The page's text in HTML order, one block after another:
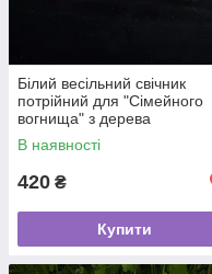
Білий весільний свічник
потрійний для "Сімейного
вогнища" з дерева
В наявності
420 ₴
Купити